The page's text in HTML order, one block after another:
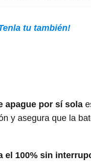
tu también!
apague por sí sola
y asegura que la
el 100% sin